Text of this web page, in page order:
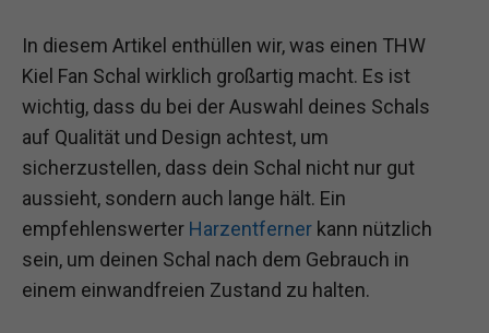
In diesem Artikel enthüllen wir, was einen THW
Kiel Fan Schal wirklich großartig macht. Es ist
wichtig, dass du bei der Auswahl deines Schals
auf Qualität und Design achtest, um
sicherzustellen, dass dein Schal nicht nur gut
aussieht, sondern auch lange hält. Ein
empfehlenswerter Harzentferner kann nützlich
sein, um deinen Schal nach dem Gebrauch in
einem einwandfreien Zustand zu halten.